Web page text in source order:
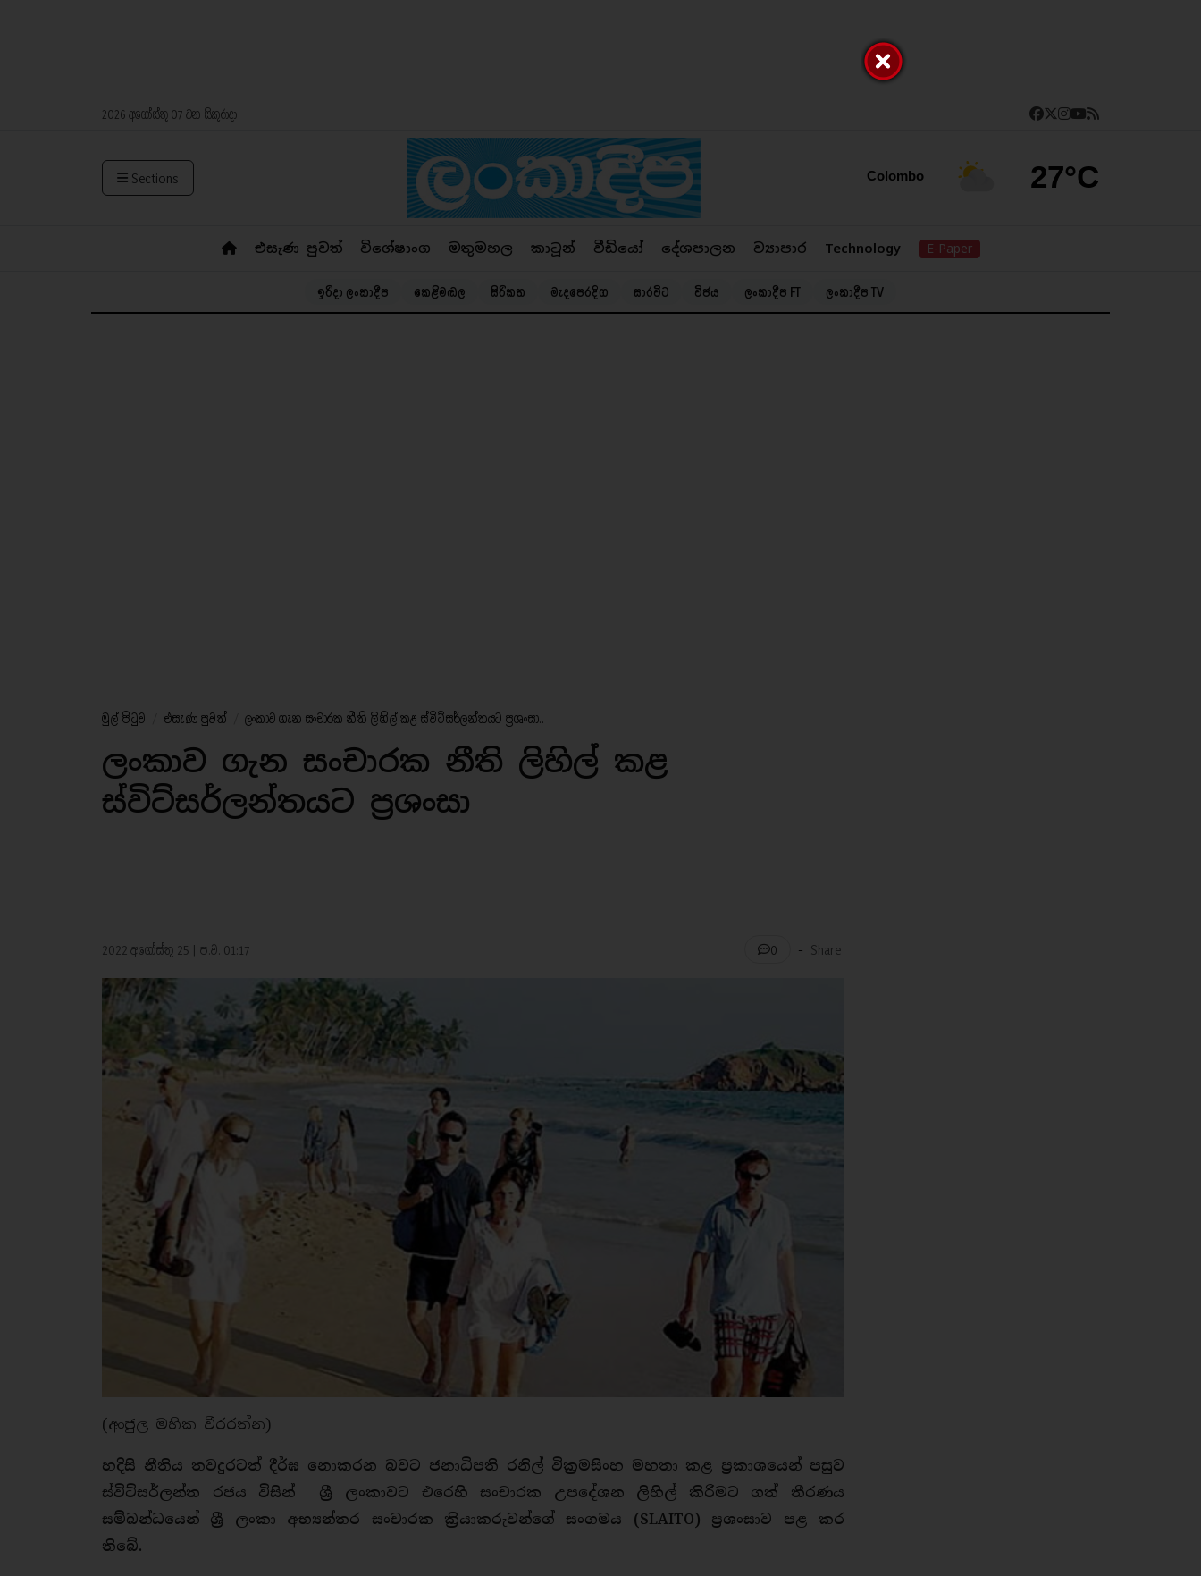
2026 අගෝස්තු 07 වන සිකුරාදා
Sections Colombo 27°C
එසැණ පුවත් විශේෂාංග මතුමහල කාටූන් වීඩියෝ දේශපාලන ව්‍යාපාර Technology E-Paper
ඉරිදා ලංකාදීප කෙළිමඬල සිරිකත මැදපෙරදිග සාරවිට විජය ලංකාදීප FT ලංකාදීප TV
මුල් පිටුව එසැණ පුවත් ලංකාව ගැන සංචාරක නීති ලිහිල් කළ ස්විට්සර්ලන්තයට ප්‍රශංසා..
ලංකාව ගැන සංචාරක නීති ලිහිල් කළ
ස්විට්සර්ලන්තයට ප්‍රශංසා
2022 අගෝස්තු 25 | ප.ව. 01:17 0 - Share
(අංජුල මහික වීරරත්න)
හදිසි නීතිය තවදුරටත් දීර්ඝ නොකරන බවට ජනාධිපති රනිල් වික්‍රමසිංහ මහතා කළ ප්‍රකාශයෙන් පසුව
ස්විට්සර්ලන්ත රජය විසින් ශ්‍රී ලංකාවට එරෙහි සංචාරක උපදේශන ලිහිල් කිරීමට ගත් තීරණය
සම්බන්ධයෙන් ශ්‍රී ලංකා අභ්‍යන්තර සංචාරක ක්‍රියාකරුවන්ගේ සංගමය (SLAITO) ප්‍රශංසාව පළ කර
තිබේ.